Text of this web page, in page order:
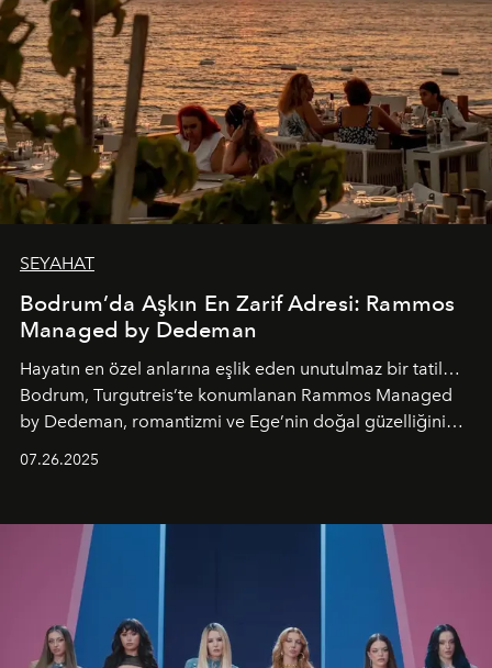
SEYAHAT
Bodrum’da Aşkın En Zarif Adresi: Rammos
Managed by Dedeman
Hayatın en özel anlarına eşlik eden unutulmaz bir tatil…
Bodrum, Turgutreis’te konumlanan Rammos Managed
by Dedeman, romantizmi ve Ege’nin doğal güzelliğini
07.26.2025